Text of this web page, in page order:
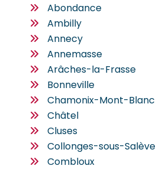
Abondance
Ambilly
Annecy
Annemasse
Arâches-la-Frasse
Bonneville
Chamonix-Mont-Blanc
Châtel
Cluses
Collonges-sous-Salève
Combloux